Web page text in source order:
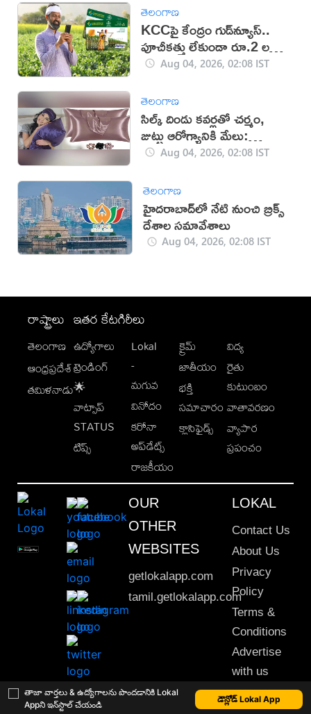
తాజా వార్తలు & ఉద్యోగాలను పొందడానికి Lokal
Appని ఇన్‌స్టాల్ చేయండి
డౌన్లోడ్ Lokal App
తెలంగాణ
KCCపై కేంద్రం గుడ్‌న్యూస్..
పూచీకత్తు లేకుండా రూ.2 లక్షల
వరకు రుణం
Aug 04, 2026, 02:08 IST
తెలంగాణ
సిల్క్ దిండు కవర్లతో చర్మం,
జుట్టు ఆరోగ్యానికి మేలు:
నిపుణులు
Aug 04, 2026, 02:08 IST
తెలంగాణ
హైదరాబాద్‌లో నేటి నుంచి బ్రిక్స్
దేశాల సమావేశాలు
Aug 04, 2026, 02:08 IST
రాష్ట్రాలు
తెలంగాణ
ఆంధ్రప్రదేశ్
తమిళనాడు
ఇతర కేటగిరీలు
ఉద్యోగాలు
ట్రెండింగ్
🌟
వాట్సాప్
STATUS
టిప్స్
Lokal
-
మగువ
వినోదం
కరోనా
అప్‌డేట్స్
రాజకీయం
క్రైమ్
జాతీయం
భక్తి
సమాచారం
క్లాసిఫైడ్స్
విద్య
రైతు
కుటుంబం
వాతావరణం
వ్యాపార
ప్రపంచం
OUR
OTHER
WEBSITES
getlokalapp.com
tamil.getlokalapp.com
LOKAL
Contact Us
About Us
Privacy
Policy
Terms &
Conditions
Advertise
with us
Sitemap
This material may not be published, transmitted, rewritten or redistributed. © 2020 Lokal App. All rights reserved.